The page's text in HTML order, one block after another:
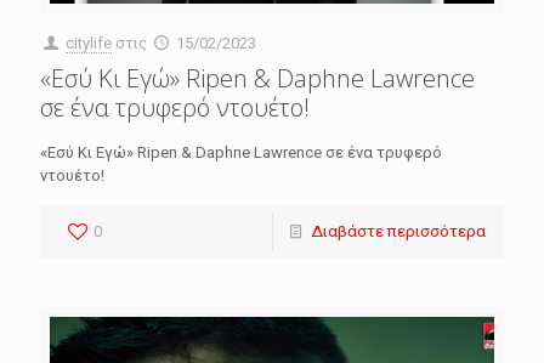
citylife στις 15/02/2023
«Εσύ Κι Εγώ» Ripen & Daphne Lawrence
σε ένα τρυφερό ντουέτο!
«Εσύ Κι Εγώ» Ripen & Daphne Lawrence σε ένα τρυφερό
ντουέτο!
0 Διαβάστε περισσότερα